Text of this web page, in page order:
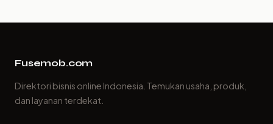
Fusemob.com
Direktori bisnis online Indonesia. Temukan usaha, produk,
dan layanan terdekat.